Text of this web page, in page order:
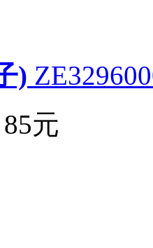
)
元